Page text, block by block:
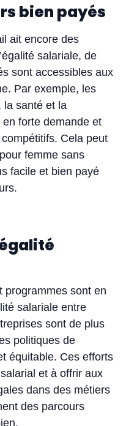
bien payés
ait encore des
salariale, de
sont accessibles aux
Par exemple, les
la santé et la
forte demande et
Cela peut
femme sans
facile et bien payé
programmes sont en
salariale entre
sont de plus
politiques de
équitable. Ces efforts
et à offrir aux
dans des métiers
des parcours